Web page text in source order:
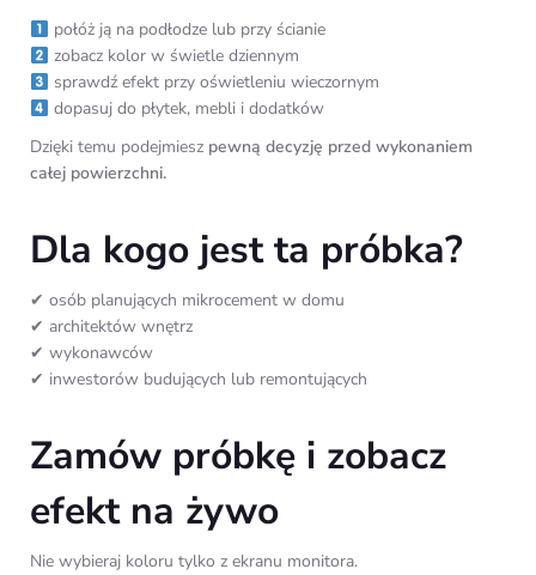
połóż ją na podłodze lub przy ścianie
zobacz kolor w świetle dziennym
sprawdź efekt przy oświetleniu wieczornym
dopasuj do płytek, mebli i dodatków
Dzięki temu podejmiesz pewną decyzję przed wykonaniem
całej powierzchni.
Dla kogo jest ta próbka?
✔ osób planujących mikrocement w domu
✔ architektów wnętrz
✔ wykonawców
✔ inwestorów budujących lub remontujących
Zamów próbkę i zobacz
efekt na żywo
Nie wybieraj koloru tylko z ekranu monitora.